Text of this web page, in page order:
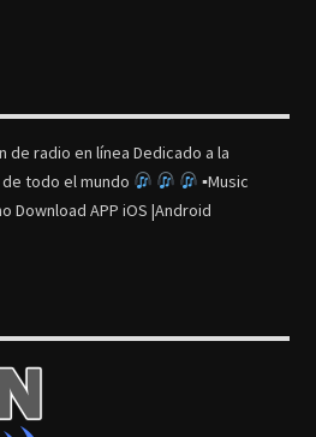
de radio en línea Dedicado a la
todo el mundo
▪Music
Download APP iOS |Android